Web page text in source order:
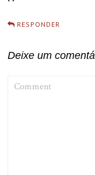
RESPONDER
Deixe um